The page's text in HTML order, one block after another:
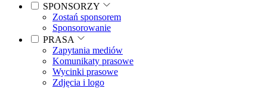
SPONSORZY
Zostań sponsorem
Sponsorowanie
PRASA
Zapytania mediów
Komunikaty prasowe
Wycinki prasowe
Zdjęcia i logo